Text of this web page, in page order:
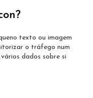
texto ou imagem
o tráfego num
dados sobre si